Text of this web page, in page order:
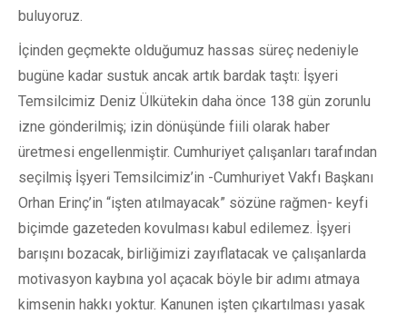
buluyoruz.
İçinden geçmekte olduğumuz hassas süreç nedeniyle
bugüne kadar sustuk ancak artık bardak taştı: İşyeri
Temsilcimiz Deniz Ülkütekin daha önce 138 gün zorunlu
izne gönderilmiş; izin dönüşünde fiili olarak haber
üretmesi engellenmiştir. Cumhuriyet çalışanları tarafından
seçilmiş İşyeri Temsilcimiz’in -Cumhuriyet Vakfı Başkanı
Orhan Erinç’in “işten atılmayacak” sözüne rağmen- keyfi
biçimde gazeteden kovulması kabul edilemez. İşyeri
barışını bozacak, birliğimizi zayıflatacak ve çalışanlarda
motivasyon kaybına yol açacak böyle bir adımı atmaya
kimsenin hakkı yoktur. Kanunen işten çıkartılması yasak